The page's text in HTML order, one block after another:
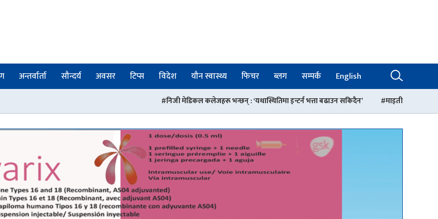
अन्तर्वार्ता सौन्दर्य अवसर टिप्स विदेश यौन स्वास्थ्य फिचर ब्लग सम्पर्क English
निजी मेडिकल कलेजहरू भन्छन् : ‘यथास्थितिमा इन्टर्न भत्ता बढाउन सकिदैन’ माइतीघर मण्डलामा अनसनरत डा. डिल्ली